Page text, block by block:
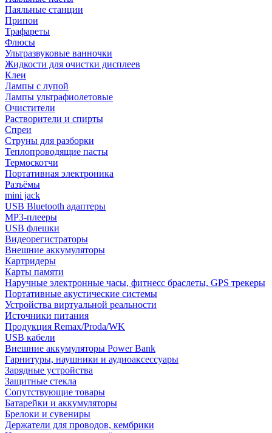
Паяльные станции
Припои
Трафареты
Флюсы
Ультразвуковые ванночки
Жидкости для очистки дисплеев
Клеи
Лампы с лупой
Лампы ультрафиолетовые
Очистители
Растворители и спирты
Спреи
Струны для разборки
Теплопроводящие пасты
Термоскотчи
Портативная электроника
Разъёмы
mini jack
USB Bluetooth адаптеры
MP3-плееры
USB флешки
Видеорегистраторы
Внешние аккумуляторы
Картридеры
Карты памяти
Наручные электронные часы, фитнесс браслеты, GPS трекеры
Портативные акустические системы
Устройства виртуальной реальности
Источники питания
Продукция Remax/Proda/WK
USB кабели
Внешние аккумуляторы Power Bank
Гарнитуры, наушники и аудиоаксессуары
Зарядные устройства
Защитные стекла
Сопутствующие товары
Батарейки и аккумуляторы
Брелоки и сувениры
Держатели для проводов, кембрики